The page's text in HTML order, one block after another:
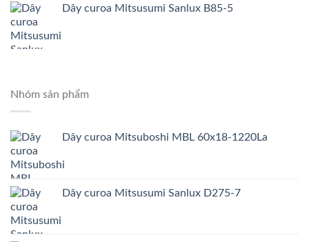
Dây curoa Mitsusumi Sanlux B85-5
Nhóm sản phẩm
Dây curoa Mitsuboshi MBL 60x18-1220La
Dây curoa Mitsusumi Sanlux D275-7